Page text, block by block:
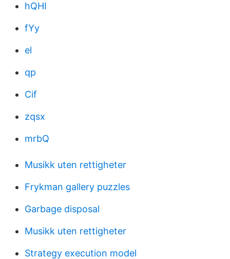
hQHI
fYy
el
qp
Cif
zqsx
mrbQ
Musikk uten rettigheter
Frykman gallery puzzles
Garbage disposal
Musikk uten rettigheter
Strategy execution model